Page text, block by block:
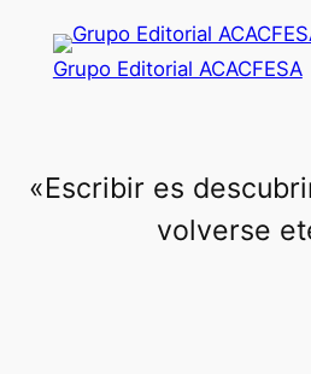
contenido
Grupo Editorial ACACFESA
«Escribir es
volverse